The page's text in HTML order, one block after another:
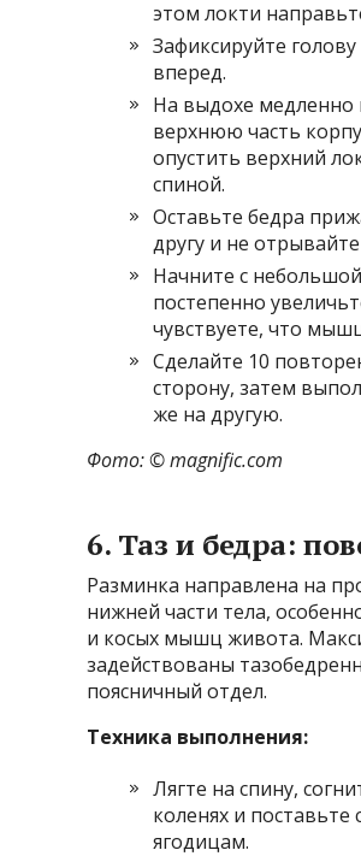
этом локти
Зафиксируйте
вперед.
На выдохе медленно
верхнюю часть
опустить верхний
спиной.
Оставьте бедра
другу и не
Начните с
постепенно
чувствуете, что
Сделайте 10
сторону, затем
же на другую.
Фото: © magnific.com
6. Таз и бедра:
Разминка направлена на
нижней части тела,
и косых мышц живота.
задействованы
поясничный отдел.
Техника выполнения:
Лягте на спину,
коленях и поставьте
ягодицам.